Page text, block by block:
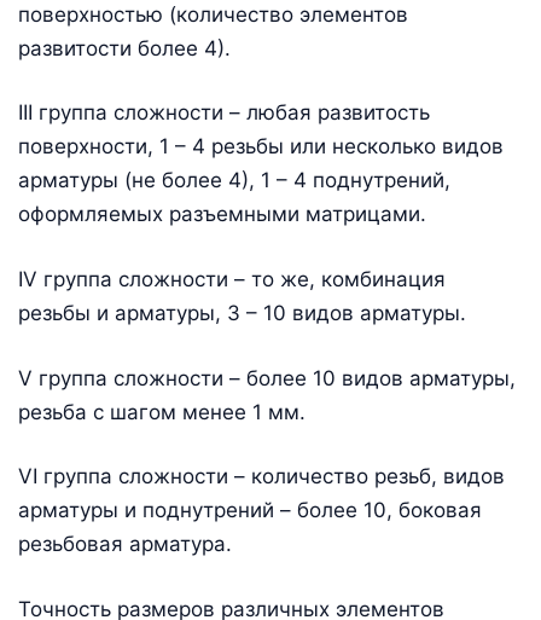
поверхностью (количество элементов
развитости более 4).
III группа сложности – любая развитость
поверхности, 1 – 4 резьбы или несколько видов
арматуры (не более 4), 1 – 4 поднутрений,
оформляемых разъемными матрицами.
IV группа сложности – то же, комбинация
резьбы и арматуры, 3 – 10 видов арматуры.
V группа сложности – более 10 видов арматуры,
резьба с шагом менее 1 мм.
VI группа сложности – количество резьб, видов
арматуры и поднутрений – более 10, боковая
резьбовая арматура.
Точность размеров различных элементов